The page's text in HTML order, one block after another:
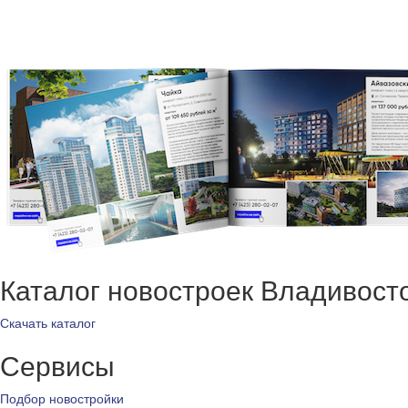
Каталог новостроек
Скачать каталог
Сервисы
Подбор новостройки